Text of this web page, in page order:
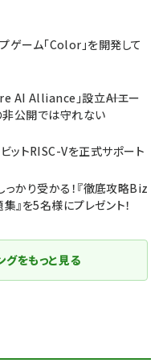
ゲーム「Color」を開発して
AI Alliance」設立――AIエー
非公開では守れない
ットRISC-Vを正式サポート
かり受かる！『徹底攻略Biz
』を5名様にプレゼント！
グをもっと見る